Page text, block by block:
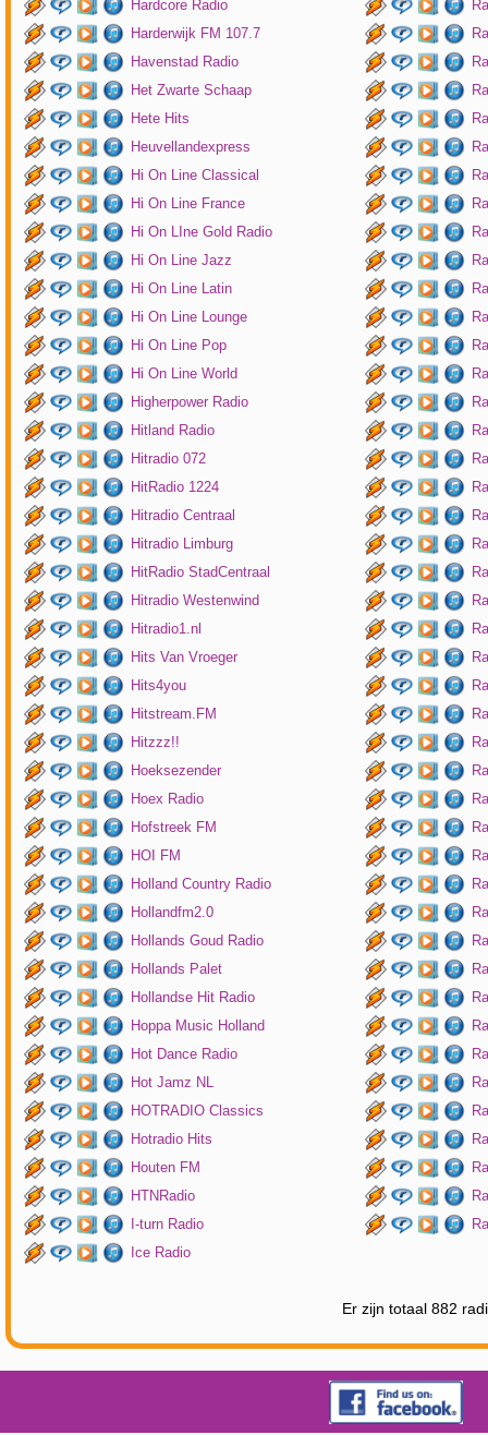
Hardcore Radio
Harderwijk FM 107.7
Havenstad Radio
Het Zwarte Schaap
Hete Hits
Heuvellandexpress
Hi On Line Classical
Hi On Line France
Hi On LIne Gold Radio
Hi On Line Jazz
Hi On Line Latin
Hi On Line Lounge
Hi On Line Pop
Hi On Line World
Higherpower Radio
Hitland Radio
Hitradio 072
HitRadio 1224
Hitradio Centraal
Hitradio Limburg
HitRadio StadCentraal
Hitradio Westenwind
Hitradio1.nl
Hits Van Vroeger
Hits4you
Hitstream.FM
Hitzzz!!
Hoeksezender
Hoex Radio
Hofstreek FM
HOI FM
Holland Country Radio
Hollandfm2.0
Hollands Goud Radio
Hollands Palet
Hollandse Hit Radio
Hoppa Music Holland
Hot Dance Radio
Hot Jamz NL
HOTRADIO Classics
Hotradio Hits
Houten FM
HTNRadio
I-turn Radio
Ice Radio
Er zijn totaal 882